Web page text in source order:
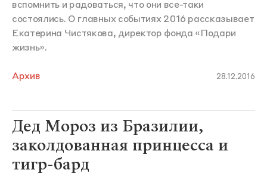
вспомнить и радоваться, что они все-таки
состоялись. О главных событиях 2016 рассказывает
Екатерина Чистякова, директор фонда «Подари
жизнь».
Архив 28.12.2016
Дед Мороз из Бразилии,
заколдованная принцесса и
тигр-бард